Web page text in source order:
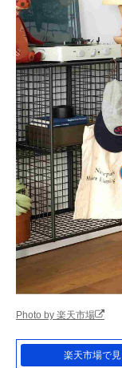
Photo by 楽天市場
楽天市場で